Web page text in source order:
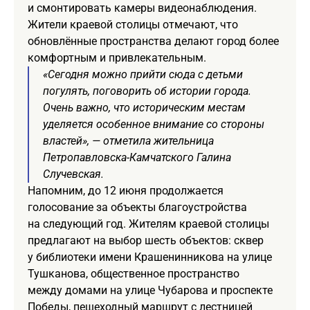
и смонтировать камеры видеонаблюдения.
Жители краевой столицы отмечают, что
обновлённые пространства делают город более
комфортным и привлекательным.
«Сегодня можно прийти сюда с детьми
погулять, поговорить об истории города.
Очень важно, что историческим местам
уделяется особенное внимание со стороны
властей», — отметила жительница
Петропавловска-Камчатского Галина
Случевская.
Напомним, до 12 июня продолжается
голосование за объекты благоустройства
на следующий год. Жителям краевой столицы
предлагают на выбор шесть объектов: сквер
у библиотеки имени Крашенинникова на улице
Тушканова, общественное пространство
между домами на улице Чубарова и проспекте
Победы, пешеходный маршрут с лестницей